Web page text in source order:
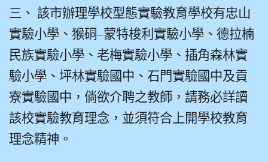
三、 該市辦理學校型態實驗教育學校有忠山
實驗小學、猴硐–蒙特梭利實驗小學、德拉楠
民族實驗小學、老梅實驗小學、插角森林實
驗小學、坪林實驗國中、石門實驗國中及貢
寮實驗國中，倘欲介聘之教師，請務必詳讀
該校實驗教育理念，並須符合上開學校教育
理念精神。